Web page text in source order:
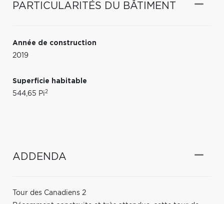
PARTICULARITÉS DU BÂTIMENT
Année de construction
2019
Superficie habitable
544,65 Pi2
ADDENDA
Tour des Canadiens 2